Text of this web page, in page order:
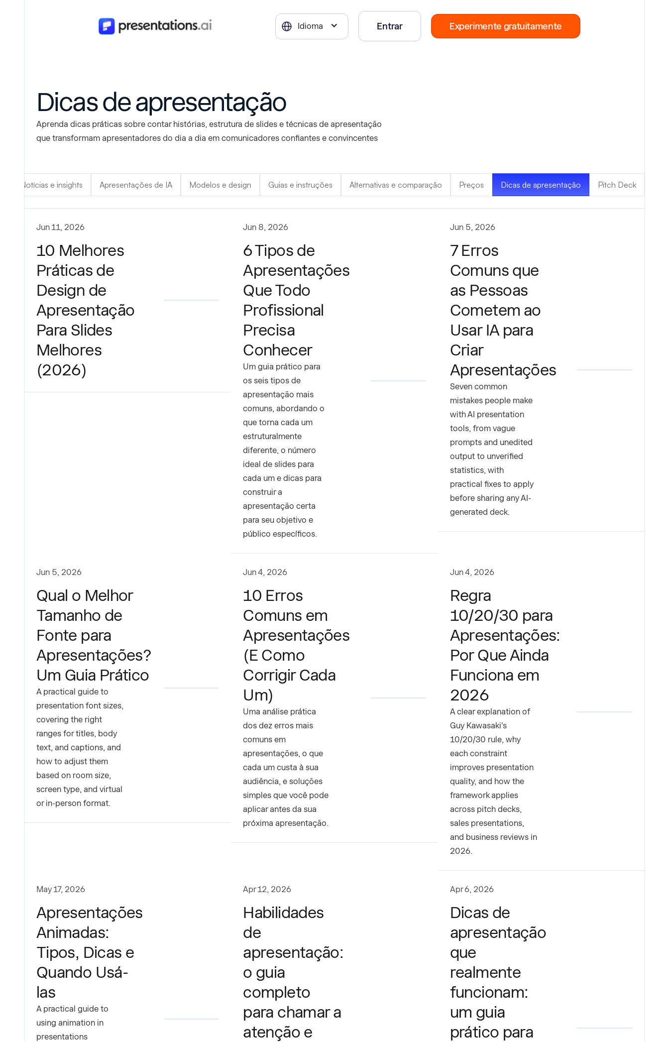
Idioma Entrar Experimente gratuitamente
Dicas de apresentação
Aprenda dicas práticas sobre contar histórias, estrutura de slides e técnicas de apresentação
que transformam apresentadores do dia a dia em comunicadores confiantes e convincentes
Notícias e insights Apresentações de IA Modelos e design Guias e instruções Alternativas e comparação Preços Dicas de apresentação Pitch Deck
Jun 11, 2026
10 Melhores
Práticas de
Design de
Apresentação
Para Slides
Melhores
(2026)
Jun 8, 2026
6 Tipos de
Apresentações
Que Todo
Profissional
Precisa
Conhecer
Um guia prático para
os seis tipos de
apresentação mais
comuns, abordando o
que torna cada um
estruturalmente
diferente, o número
ideal de slides para
cada um e dicas para
construir a
apresentação certa
para seu objetivo e
público específicos.
Jun 5, 2026
7 Erros
Comuns que
as Pessoas
Cometem ao
Usar IA para
Criar
Apresentações
Seven common
mistakes people make
with AI presentation
tools, from vague
prompts and unedited
output to unverified
statistics, with
practical fixes to apply
before sharing any AI-
generated deck.
Jun 5, 2026
Qual o Melhor
Tamanho de
Fonte para
Apresentações?
Um Guia Prático
A practical guide to
presentation font sizes,
covering the right
ranges for titles, body
text, and captions, and
how to adjust them
based on room size,
screen type, and virtual
or in-person format.
Jun 4, 2026
10 Erros
Comuns em
Apresentações
(E Como
Corrigir Cada
Um)
Uma análise prática
dos dez erros mais
comuns em
apresentações, o que
cada um custa à sua
audiência, e soluções
simples que você pode
aplicar antes da sua
próxima apresentação.
Jun 4, 2026
Regra
10/20/30 para
Apresentações:
Por Que Ainda
Funciona em
2026
A clear explanation of
Guy Kawasaki's
10/20/30 rule, why
each constraint
improves presentation
quality, and how the
framework applies
across pitch decks,
sales presentations,
and business reviews in
2026.
May 17, 2026
Apresentações
Animadas:
Tipos, Dicas e
Quando Usá-
las
A practical guide to
using animation in
presentations
Apr 12, 2026
Habilidades
de
apresentação:
o guia
completo
para chamar a
atenção e
Apr 6, 2026
Dicas de
apresentação
que
realmente
funcionam:
um guia
prático para